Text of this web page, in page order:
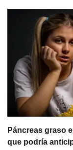
Páncreas graso
que podría